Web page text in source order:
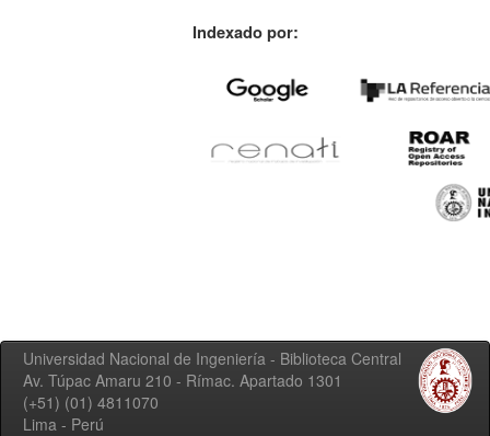
Indexado por:
Universidad Nacional de Ingeniería - Biblioteca Central
Av. Túpac Amaru 210 - Rímac. Apartado 1301
(+51) (01) 4811070
Lima - Perú